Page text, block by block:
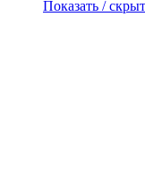
Показать /